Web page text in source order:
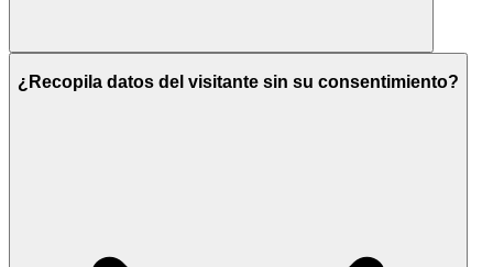
¿Recopila datos del visitante sin su consentimiento?